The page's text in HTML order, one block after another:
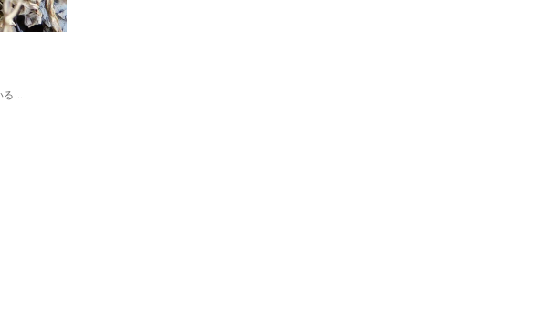
る…